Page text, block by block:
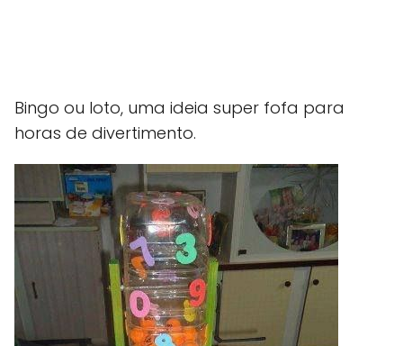
Bingo ou loto, uma ideia super fofa para
horas de divertimento.